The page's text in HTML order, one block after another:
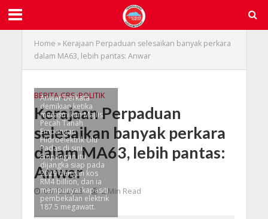
Home » Kerajaan Perpaduan selesaikan banyak perkara
dalam MA63, lebih pantas: Anwar
BERITA GRS•POLITIK
Kerajaan Perpaduan
selesaikan banyak perkara
dalam MA63, lebih pantas:
Anwar
07/12/2023 2 Min Read
Anwar berkata
demikian ketika
merasmikan Majlis
Pecah Tanah
Empangan
Hidroelektrik Ulu
Padas di sini.
Empangan itu
dijangka siap pada
2029 dengan kos
RM4 billion, dan ia
mempunyai kapasiti
pembekalan elektrik
187.5 megawatt.